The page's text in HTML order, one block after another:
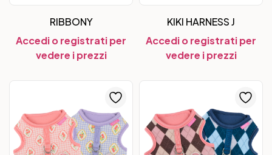
RIBBONY
Accedi o registrati per
vedere i prezzi
KIKI HARNESS J
Accedi o registrati per
vedere i prezzi